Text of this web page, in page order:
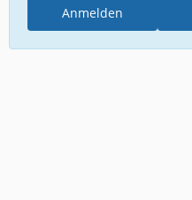
Anmelden